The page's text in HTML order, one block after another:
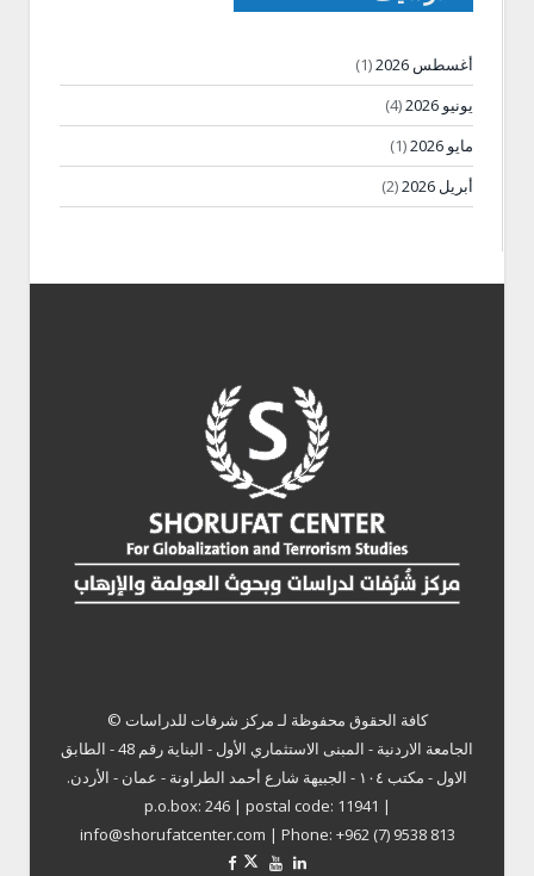
أغسطس 2026
(1)
يونيو 2026
(4)
مايو 2026
(1)
أبريل 2026
(2)
كافة الحقوق محفوظة لـ مركز شرفات للدراسات ©
الجامعة الاردنية - المبنى الاستثماري الأول - البناية رقم 48 - الطابق
الاول - مكتب ١٠٤ - الجبيهة شارع أحمد الطراونة - عمان - الأردن.
p.o.box: 246 | postal code: 11941 |
info@shorufatcenter.com | Phone: +962 (7) 9538 813